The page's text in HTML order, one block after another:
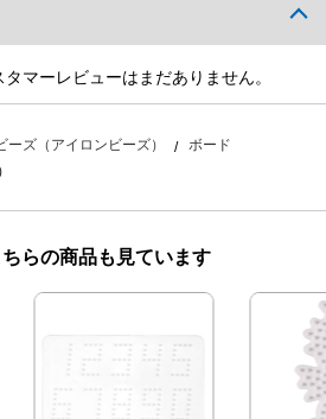
マーレビューはまだありません。
ーズ（アイロンビーズ）
ボード
らの商品も見ています